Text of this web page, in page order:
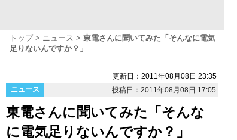
トップ ニュース
東電さんに聞いてみた「そんなに電気
足りないんですか？」
更新日：2011年08月08日 23:35
ニュース
投稿日：2011年08月08日 17:05
東電さんに聞いてみた「そんな
に電気足りないんですか？」